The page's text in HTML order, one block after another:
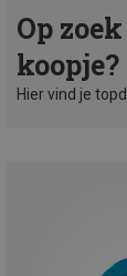
Op
koopje?
Hier vind je